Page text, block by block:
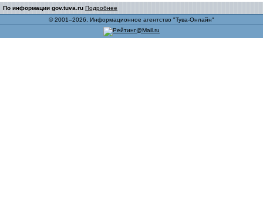
По информации gov.tuva.ru Подробнее
© 2001–2026, Информационное агентство "Тува-Онлайн"